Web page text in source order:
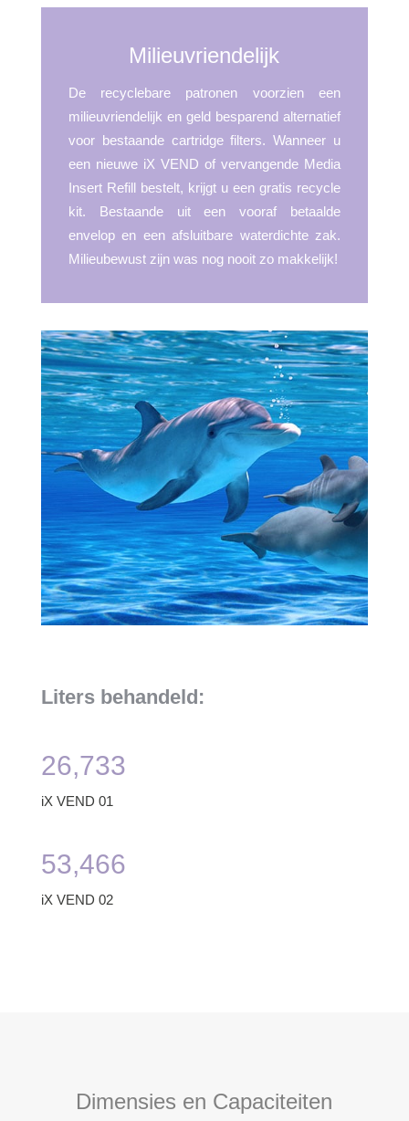
Milieuvriendelijk
De recyclebare patronen voorzien een
milieuvriendelijk en geld besparend alternatief
voor bestaande cartridge filters. Wanneer u
een nieuwe iX VEND of vervangende Media
Insert Refill bestelt, krijgt u een gratis recycle
kit. Bestaande uit een vooraf betaalde
envelop en een afsluitbare waterdichte zak.
Milieubewust zijn was nog nooit zo makkelijk!
Liters behandeld:
26,733
iX VEND 01
53,466
iX VEND 02
Dimensies en Capaciteiten